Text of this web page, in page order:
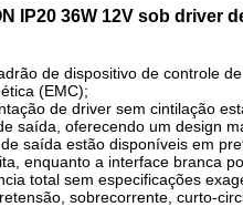
IP20 36W 12V sob driver
de dispositivo de controle
(EMC);
de driver sem cintilação
saída, oferecendo um design
saída estão disponíveis em
enquanto a interface branca
total sem especificações
sobrecorrente, curto-